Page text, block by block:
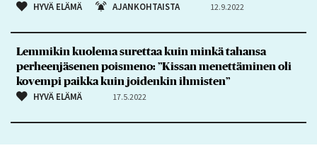
HYVÄ ELÄMÄ AJANKOHTAISTA 12.9.2022
Lemmikin kuolema surettaa kuin minkä tahansa
perheenjäsenen poismeno: ”Kissan menettäminen oli
kovempi paikka kuin joidenkin ihmisten”
HYVÄ ELÄMÄ 17.5.2022